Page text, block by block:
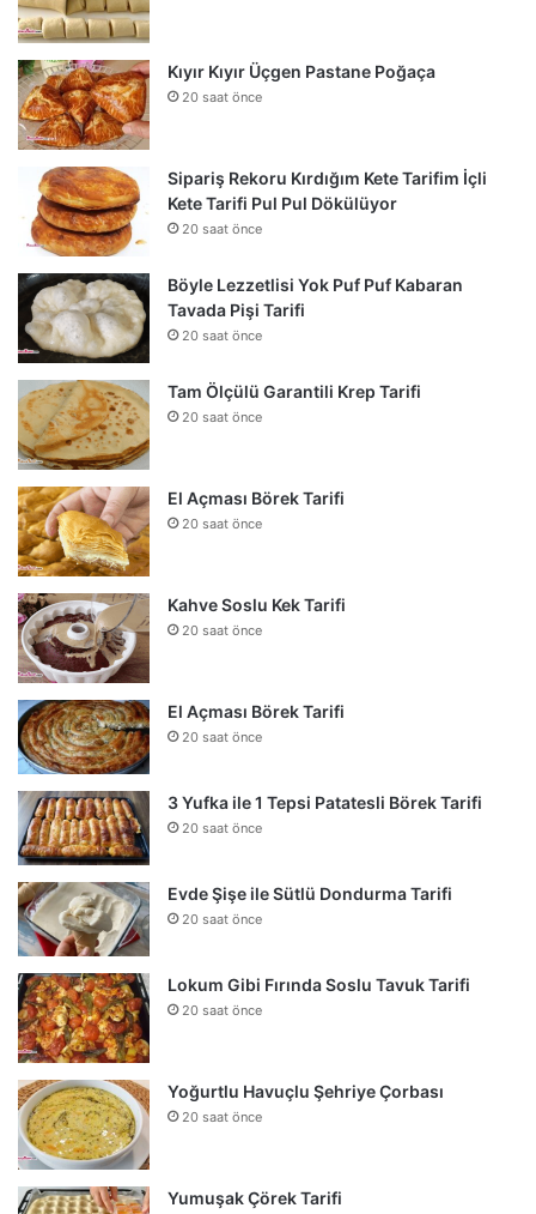
Kıyır Kıyır Üçgen Pastane Poğaça
20 saat önce
Sipariş Rekoru Kırdığım Kete Tarifim İçli
Kete Tarifi Pul Pul Dökülüyor
20 saat önce
Böyle Lezzetlisi Yok Puf Puf Kabaran
Tavada Pişi Tarifi
20 saat önce
Tam Ölçülü Garantili Krep Tarifi
20 saat önce
El Açması Börek Tarifi
20 saat önce
Kahve Soslu Kek Tarifi
20 saat önce
El Açması Börek Tarifi
20 saat önce
3 Yufka ile 1 Tepsi Patatesli Börek Tarifi
20 saat önce
Evde Şişe ile Sütlü Dondurma Tarifi
20 saat önce
Lokum Gibi Fırında Soslu Tavuk Tarifi
20 saat önce
Yoğurtlu Havuçlu Şehriye Çorbası
20 saat önce
Yumuşak Çörek Tarifi